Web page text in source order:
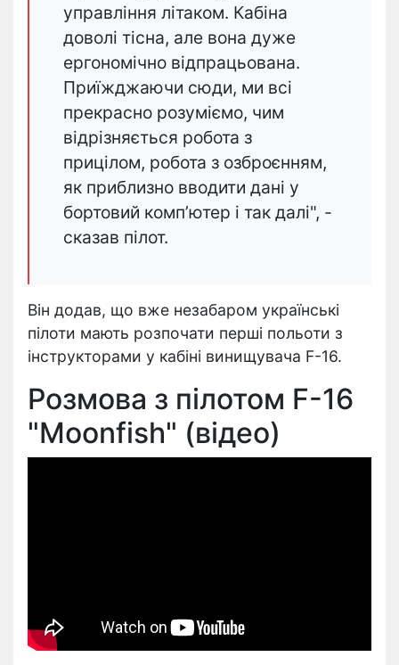
управління літаком. Кабіна
доволі тісна, але вона дуже
ергономічно відпрацьована.
Приїжджаючи сюди, ми всі
прекрасно розуміємо, чим
відрізняється робота з
прицілом, робота з озброєнням,
як приблизно вводити дані у
бортовий комп’ютер і так далі", -
сказав пілот.
Він додав, що вже незабаром українські
пілоти мають розпочати перші польоти з
інструкторами у кабіні винищувача F-16.
Розмова з пілотом F-16
"Moonfish" (відео)